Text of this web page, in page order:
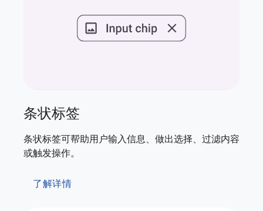
条状标签
条状标签可帮助用户输入信息、做出选择、过滤内容
或触发操作。
了解详情